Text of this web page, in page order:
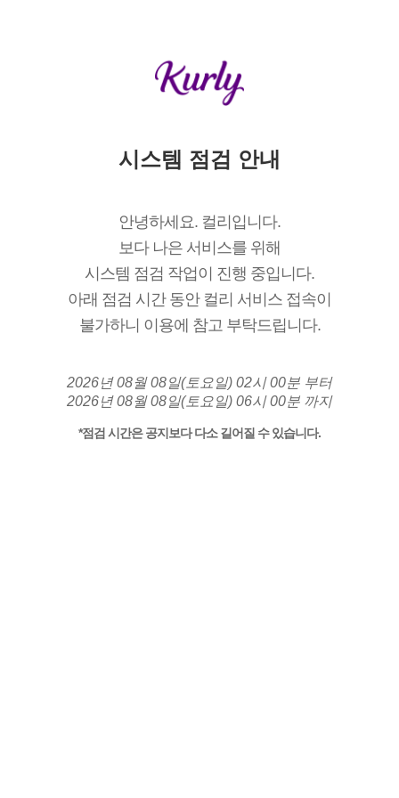
시스템 점검 안내
안녕하세요. 컬리입니다.
보다 나은 서비스를 위해
시스템 점검 작업이 진행 중입니다.
아래 점검 시간 동안 컬리 서비스 접속이
불가하니 이용에 참고 부탁드립니다.
2026년 08월 08일(토요일) 02시 00분 부터
2026년 08월 08일(토요일) 06시 00분 까지
*점검 시간은 공지보다 다소 길어질 수 있습니다.